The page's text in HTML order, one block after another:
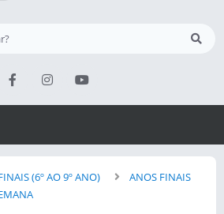
(6º AO 9º ANO)
ANOS FINAIS